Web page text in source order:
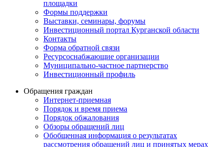
площадки
Формы поддержки
Выставки, семинары, форумы
Инвестиционный портал Курганской области
Контакты
Форма обратной связи
Ресурсоснабжающие организации
Муниципально-частное партнерство
Инвестиционный профиль
Обращения граждан
Интернет-приемная
Порядок и время приема
Порядок обжалования
Обзоры обращений лиц
Обобщенная информация о результатах
рассмотрения обращений лиц и принятых мерах